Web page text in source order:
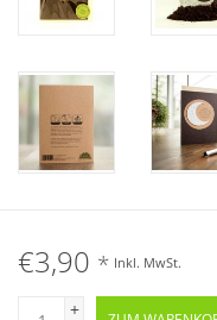
€3,90 * Inkl. MwSt.
+